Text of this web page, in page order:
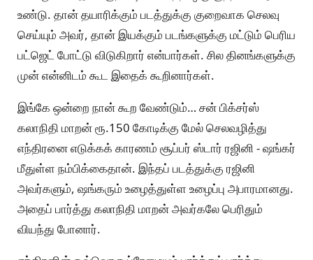
உண்டு. தான் தயாரிக்கும் படத்துக்கு குறைவாக செலவு
செய்யும் அவர், தான் இயக்கும் படங்களுக்கு மட்டும் பெரிய
பட்ஜெட் போட்டு விடுகிறார் என்பார்கள். சில தினங்களுக்கு
முன் என்னிடம் கூட இதைக் கூறினார்கள்.
இங்கே ஒன்றை நான் கூற வேண்டும்… சன் பிக்சர்ஸ்
கலாநிதி மாறன் ரூ.150 கோடிக்கு மேல் செலவழித்து
எந்திரனை எடுக்கக் காரணம் சூப்பர் ஸ்டார் ரஜினி - ஷங்கர்
மீதுள்ள நம்பிக்கைதான். இந்தப் படத்துக்கு ரஜினி
அவர்களும், ஷங்கரும் உழைத்துள்ள உழைப்பு அபாரமானது.
அதைப் பார்த்து கலாநிதி மாறன் அவர்கலே பெரிதும்
வியந்து போனார்.